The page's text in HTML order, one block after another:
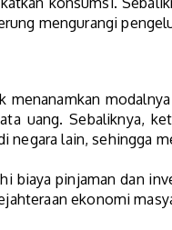
mengurangi
uang. Sebaliknya,
lain, sehingga
biaya pinjaman dan
ekonomi